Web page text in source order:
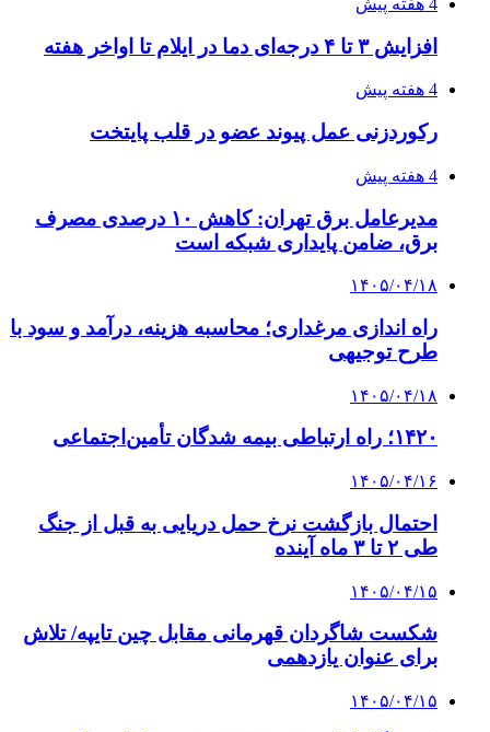
۱۴۰۵/۰۴/۱۵
شکست شاگردان قهرمانی مقابل چین تایپه/ تلاش
برای عنوان یازدهمی
۱۴۰۵/۰۴/۱۵
عاشقانه، دارک رومنس و رمان بدون حذفیات
۱۴۰۵/۰۴/۱۴
راهنمای جامع خرید تجهیزات اندازه گیری؛ چطور
صندوق طلا
صندوق طلا
وام فوری
بازار و کسب و کار
3 هفته پیش
خرید ابزار آلات دستی و صنعتی زیر قیمت بازار؛
چطور ابزار اصل را با بهترین قیمت تهیه کنیم؟
4 هفته پیش
چرا انتخاب تامین‌کننده تجهیزات جوشکاری، کیفیت
پروژه را تعیین می‌کند؟